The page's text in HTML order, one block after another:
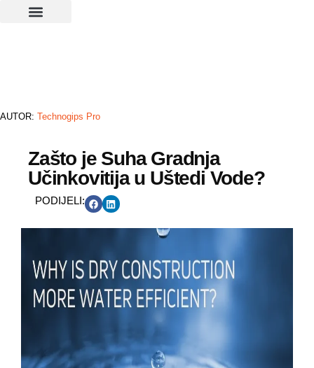
AUTOR: Technogips Pro
Zašto je Suha Gradnja
Učinkovitija u Uštedi Vode?
PODIJELI: